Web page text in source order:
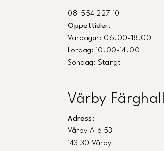
08-554 227 10
Öppettider:
Vardagar: 06.00-18.00
Lördag: 10.00-14.00
Söndag: Stängt
Vårby Färghall
Adress:
Vårby Allé 53
143 30 Vårby